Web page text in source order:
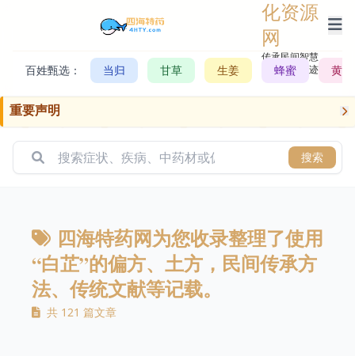
化资源
网
传承民间智慧，
记录历史轨迹
百姓甄选： 当归 甘草 生姜 蜂蜜 黄芪
重要声明
搜索
四海特药网为您收录整理了使用
“白芷”的偏方、土方，民间传承方
法、传统文献等记载。
共 121 篇文章